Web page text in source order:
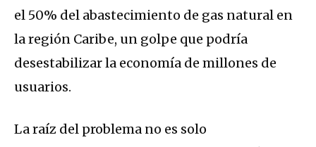
el 50% del abastecimiento de gas natural en
la región Caribe, un golpe que podría
desestabilizar la economía de millones de
usuarios.
La raíz del problema no es solo